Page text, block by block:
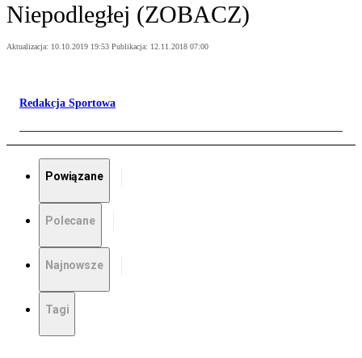
Niepodległej (ZOBACZ)
Aktualizacja: 10.10.2019 19:53 Publikacja: 12.11.2018 07:00
Redakcja Sportowa
Powiązane
Polecane
Najnowsze
Tagi